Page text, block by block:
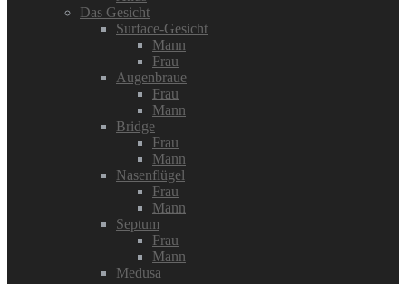
Das Gesicht
Surface-Gesicht
Mann
Frau
Augenbraue
Frau
Mann
Bridge
Frau
Mann
Nasenflügel
Frau
Mann
Septum
Frau
Mann
Medusa